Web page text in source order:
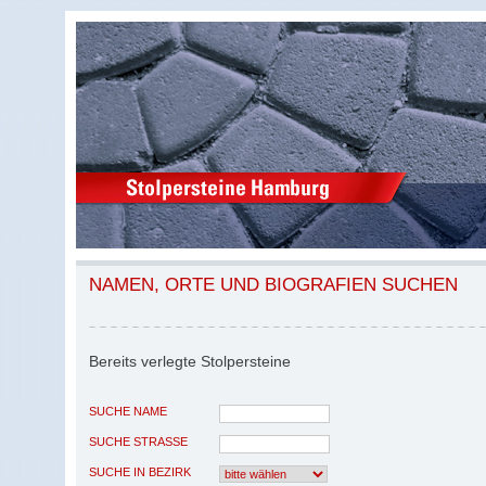
NAMEN, ORTE UND BIOGRAFIEN SUCHEN
Bereits verlegte Stolpersteine
SUCHE NAME
SUCHE STRASSE
SUCHE IN BEZIRK